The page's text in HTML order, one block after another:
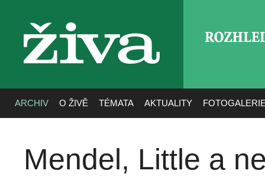
živa
ARCHIV O ŽIVĚ TÉMATA AKTUALITY
Mendel, Little a